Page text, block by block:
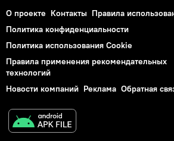
О проекте Контакты Правила
Политика конфиденциальности
Политика использования Cookie
Правила применения рекомендательных
технологий
Новости компаний Реклама Обратная